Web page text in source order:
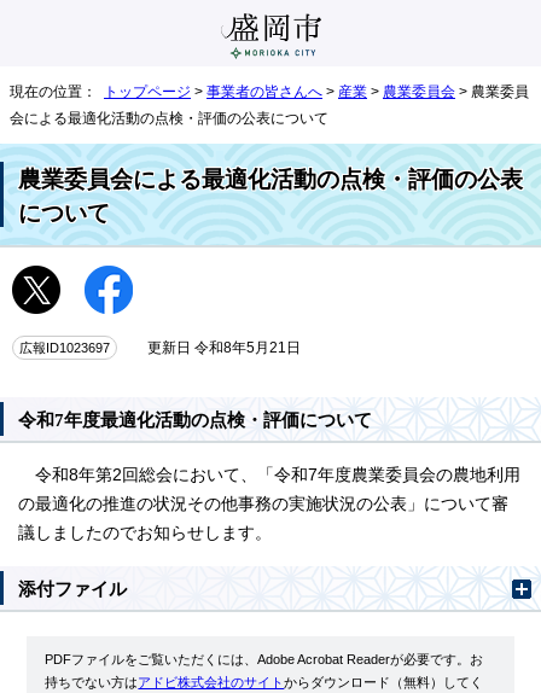
現在の位置： トップページ > 事業者の皆さんへ > 産業 > 農業委員会 > 農業委員
会による最適化活動の点検・評価の公表について
農業委員会による最適化活動の点検・評価の公表
について
広報ID1023697 更新日 令和8年5月21日
令和7年度最適化活動の点検・評価について
令和8年第2回総会において、「令和7年度農業委員会の農地利用
の最適化の推進の状況その他事務の実施状況の公表」について審
議しましたのでお知らせします。
添付ファイル
PDFファイルをご覧いただくには、Adobe Acrobat Readerが必要です。お
持ちでない方はアドビ株式会社のサイトからダウンロード（無料）してく